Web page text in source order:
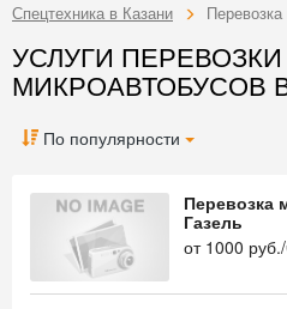
Спецтехника в Казани
УСЛУГИ ПЕРЕВОЗКИ
МИКРОАВТОБУСОВ
По популярности
Перевозка
Газель
от 1000